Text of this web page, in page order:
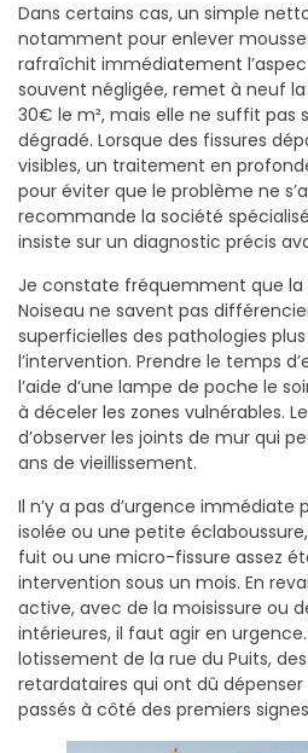
Dans certains cas, un simple
notamment pour enlever
rafraîchit immédiatement
souvent négligée, remet à neuf
30€ le m², mais elle ne suffit pas
dégradé. Lorsque des fissures
visibles, un traitement en
pour éviter que le problème ne
recommande la société
insiste sur un diagnostic précis
Je constate fréquemment que
Noiseau ne savent pas
superficielles des pathologies
l’intervention. Prendre le temps
l’aide d’une lampe de poche le
à déceler les zones vulnérables.
d’observer les joints de mur qui
ans de vieillissement.
Il n’y a pas d’urgence immédiate
isolée ou une petite
fuit ou une micro-fissure assez
intervention sous un mois. En
active, avec de la moisissure ou
intérieures, il faut agir en urgence.
lotissement de la rue du Puits,
retardataires qui ont dû dépenser
passés à côté des premiers